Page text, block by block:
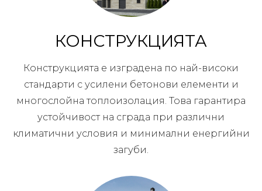
КОНСТРУКЦИЯТА
Конструкцията е изградена по най-високи
стандарти с усилени бетонови елементи и
многослойна топлоизолация. Това гарантира
устойчивост на сграда при различни
климатични условия и минимални енергийни
загуби.